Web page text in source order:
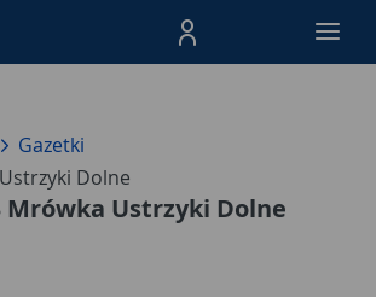
Menu Produktów,
Gazetki
Dolne
Mrówka Ustrzyki Dolne